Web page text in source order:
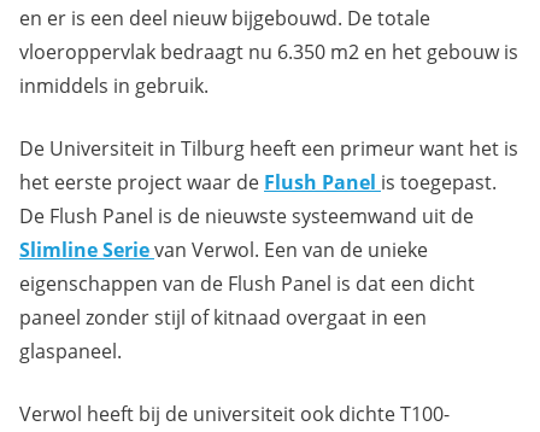
en er is een deel nieuw bijgebouwd. De totale
vloeroppervlak bedraagt nu 6.350 m2 en het gebouw is
inmiddels in gebruik.
De Universiteit in Tilburg heeft een primeur want het is
het eerste project waar de Flush Panel is toegepast.
De Flush Panel is de nieuwste systeemwand uit de
Slimline Serievan Verwol. Een van de unieke
eigenschappen van de Flush Panel is dat een dicht
paneel zonder stijl of kitnaad overgaat in een
glaspaneel.
Verwol heeft bij de universiteit ook dichte T100-